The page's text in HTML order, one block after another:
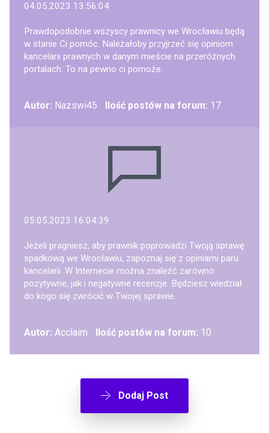
04.05.2023 13:56:04
Prawdopodobnie wszyscy prawnicy we Wrocławiu będą
w stanie Ci pomóc. Należałoby przyjrzeć się opiniom
kancelarii prawnych w danym mieście na przeróżnych
portalach. To na pewno ci pomoże.
Autor: Nazswi45 Ilość postów na forum: 17
05.05.2023 16:04:39
Jeżeli pragniesz, aby prawnik poprowadzi Twoją sprawę
spadkową we Wrocławiu, zapoznaj się z opiniami paru
kancelarii. W Internecie można znaleźć zarówno
pozytywne, jak i negatywne recenzje. Będziesz wiedział
do kogo się zwrócić w Twojej sprawie.
Autor: Acclaim Ilość postów na forum: 10
Dodaj Post